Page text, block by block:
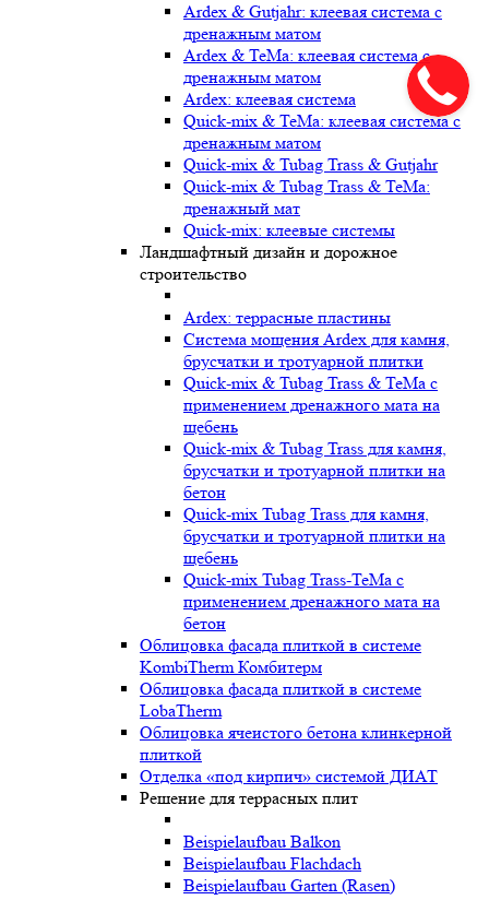
Ardex & Gutjahr: клеевая система с
дренажным матом
Ardex & TeMa: клеевая система с
дренажным матом
Ardex: клеевая система
Quick-mix & TeMa: клеевая система с
дренажным матом
Quick-mix & Tubag Trass & Gutjahr
Quick-mix & Tubag Trass & TeMa:
дренажный мат
Quick-mix: клеевые системы
Ландшафтный дизайн и дорожное
строительство
Ardex: террасные пластины
Cистема мощения Ardex для камня,
брусчатки и тротуарной плитки
Quick-mix & Tubag Trass & TeMa с
применением дренажного мата на
щебень
Quick-mix & Tubag Trass для камня,
брусчатки и тротуарной плитки на
бетон
Quick-mix Tubag Trass для камня,
брусчатки и тротуарной плитки на
щебень
Quick-mix Tubag Trass-TeMa с
применением дренажного мата на
бетон
Облицовка фасада плиткой в системе
KombiTherm Комбитерм
Облицовка фасада плиткой в системе
LobaTherm
Облицовка ячеистого бетона клинкерной
плиткой
Отделка «под кирпич» системой ДИАТ
Решение для террасных плит
Beispielaufbau Balkon
Beispielaufbau Flachdach
Beispielaufbau Garten (Rasen)